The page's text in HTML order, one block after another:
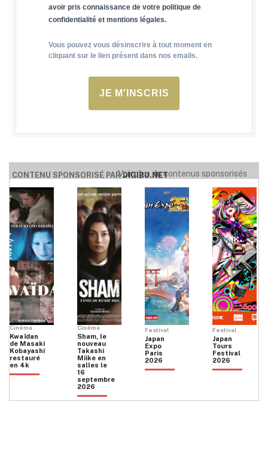
avoir pris connaissance de votre politique de
confidentialité et mentions légales.
Vous pouvez vous désinscrire à tout moment en
cliquant sur le lien présent dans nos emails.
JE M'INSCRIS
CONTENU SPONSORISÉ PARDIGIBU.NET
Voir plus de contenus sponsorisés
Cinéma
Kwaïdan
de Masaki
Kobayashi
restauré
en 4k
Cinéma
Sham, le
nouveau
Takashi
Miike en
salles le
16
septembre
2026
Festival
Japan
Expo
Paris
2026
Festival
Japan
Tours
Festival
2026